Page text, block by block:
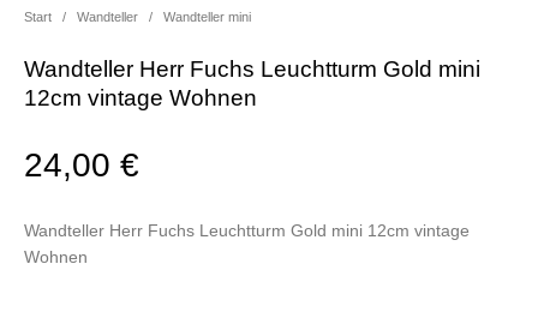
Print:
Poster&Notizbücher
Strudia-Kampfkunst
für den Kopf
Start / Wandteller / Wandteller mini
Wandteller Herr Fuchs Leuchtturm Gold mini
12cm vintage Wohnen
24,00€
Wandteller Herr Fuchs Leuchtturm Gold mini 12cm vintage
Wohnen